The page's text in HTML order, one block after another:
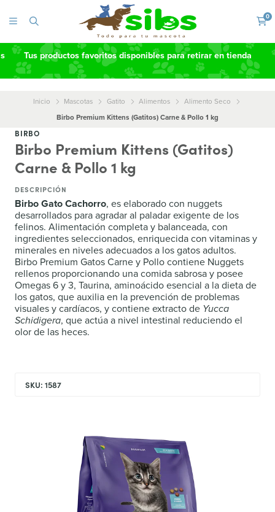
0
Tus productos favoritos disponibles para retirar en tienda
Inicio Mascotas Gatito Alimentos
Alimento Seco
Birbo Premium Kittens (Gatitos) Carne & Pollo 1 kg
BIRBO
Birbo Premium Kittens (Gatitos)
Carne & Pollo 1 kg
DESCRIPCIÓN
Birbo Gato Cachorro, es elaborado con nuggets
desarrollados para agradar al paladar exigente de los
felinos. Alimentación completa y balanceada, con
ingredientes seleccionados, enriquecida con vitaminas y
minerales en niveles adecuados a los gatos adultos.
Birbo Premium Gatos Carne y Pollo contiene Nuggets
rellenos proporcionando una comida sabrosa y posee
Omegas 6 y 3, Taurina, aminoácido esencial a la dieta de
los gatos, que auxilia en la prevención de problemas
visuales y cardíacos, y contiene extracto de Yucca
Schidigera, que actúa a nivel intestinal reduciendo el
olor de las heces.
SKU: 1587